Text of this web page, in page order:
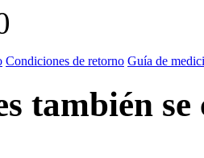
Condiciones de retorno Guía de
también se